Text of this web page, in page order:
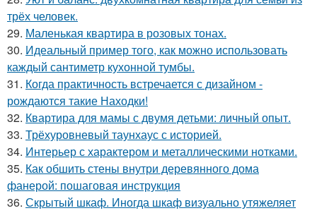
трёх человек.
29. Маленькая квартира в розовых тонах.
30. Идеальный пример того, как можно использовать
каждый сантиметр кухонной тумбы.
31. Когда практичность встречается с дизайном -
рождаются такие Находки!
32. Квартира для мамы с двумя детьми: личный опыт.
33. Трёхуровневый таунхаус с историей.
34. Интерьер с характером и металлическими нотками.
35. Как обшить стены внутри деревянного дома
фанерой: пошаговая инструкция
36. Скрытый шкаф. Иногда шкаф визуально утяжеляет